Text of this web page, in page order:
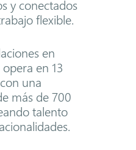
y conectados
flexible.
en
en 13
una
más de 700
talento